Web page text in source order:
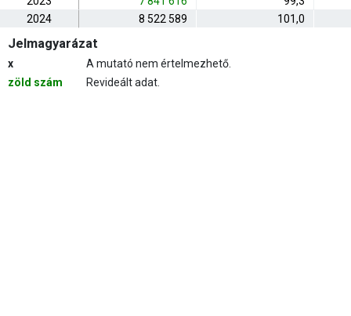
2024
8 522 589 101,0
Jelmagyarázat
x
A mutató nem értelmezhető.
zöld szám
Revideált adat.